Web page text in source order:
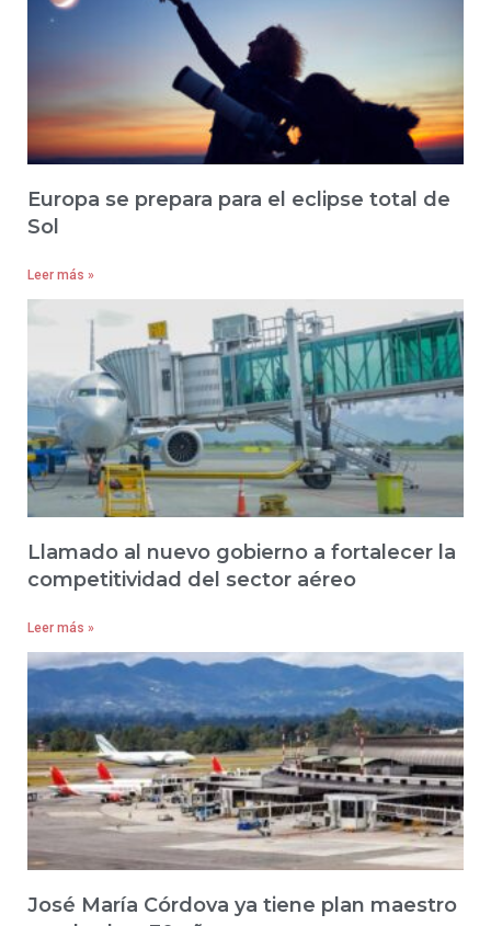
Europa se prepara para el eclipse total de
Sol
Leer más »
Llamado al nuevo gobierno a fortalecer la
competitividad del sector aéreo
Leer más »
José María Córdova ya tiene plan maestro